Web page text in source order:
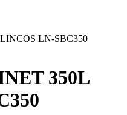
LN-SBC350
350L